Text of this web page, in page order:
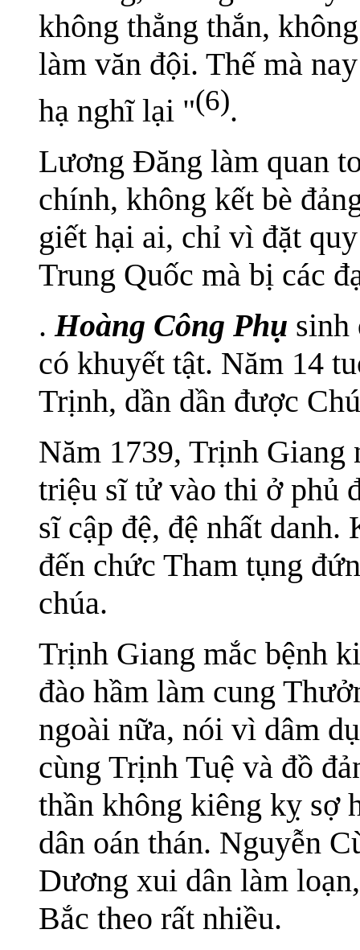
không thẳng thắn,
làm văn đội. Thế mà
hạ nghĩ lại "(6).
Lương Đăng làm quan
chính, không kết bè
giết hại ai, chỉ vì đặt
Trung Quốc mà bị các
.Hoàng Công Phụ sinh
có khuyết tật. Năm 14
Trịnh, dần dần được
Năm 1739, Trịnh Giang
triệu sĩ tử vào thi ở phủ
sĩ cập đệ, đệ nhất
đến chức Tham tụng
chúa.
Trịnh Giang mắc bệnh
đào hầm làm cung
ngoài nữa, nói vì dâm
cùng Trịnh Tuệ và đồ
thần không kiêng kỵ sợ
dân oán thán. Nguyễn
Dương xui dân làm
Bắc theo rất nhiều.